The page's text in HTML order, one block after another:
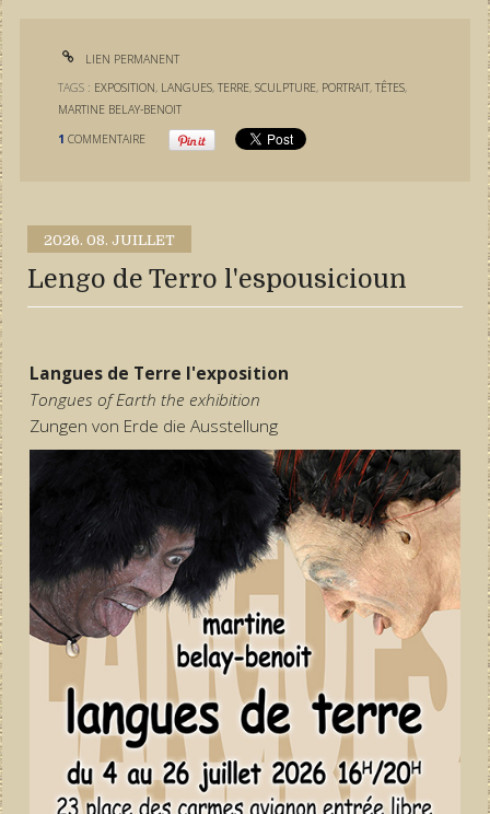
LIEN PERMANENT
TAGS : EXPOSITION, LANGUES,TERRE,SCULPTURE, PORTRAIT,TÊTES,
MARTINE BELAY-BENOIT
1 COMMENTAIRE
2026. 08. JUILLET
Lengo de Terro l'espousicioun
Langues de Terre l'exposition
Tongues of Earth the exhibition
Zungen von Erde die Ausstellung